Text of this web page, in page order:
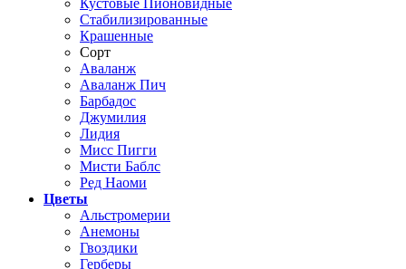
Кустовые Пионовидные
Стабилизированные
Крашенные
Сорт
Аваланж
Аваланж Пич
Барбадос
Джумилия
Лидия
Мисс Пигги
Мисти Баблс
Ред Наоми
Цветы
Альстромерии
Анемоны
Гвоздики
Герберы